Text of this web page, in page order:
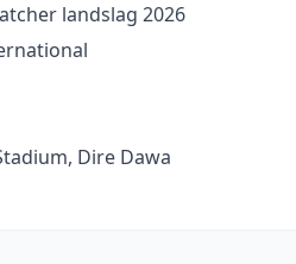
landslag 2026
Dire Dawa